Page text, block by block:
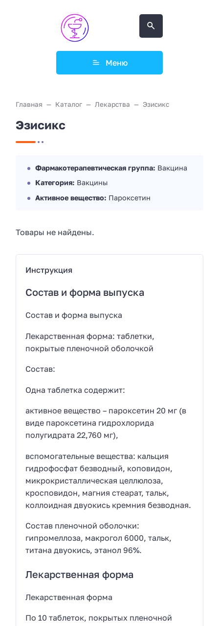
Меню
Главная Каталог Лекарства Эзисикс
Эзисикс
Фармакотерапевтическая группа: Вакцина
Категория: Вакцины
Активное вещество: Пароксетин
Товары не найдены.
Инструкция
Состав и форма выпуска
Состав и форма выпуска
Лекарственная форма: таблетки,
покрытые пленочной оболочкой
Состав:
Одна таблетка содержит:
активное вещество – пароксетин 20 мг (в
виде пароксетина гидрохлорида
полугидрата 22,760 мг),
вспомогательные вещества: кальция
гидрофосфат безводный, коповидон,
микрокристаллическая целлюлоза,
кросповидон, магния стеарат, тальк,
коллоидная двуокись кремния безводная.
Состав пленочной оболочки:
гипромеллоза, макрогол 6000, тальк,
титана двуокись, этанол 96%.
Лекарственная форма
Лекарственная форма
По 10 таблеток, покрытых пленочной